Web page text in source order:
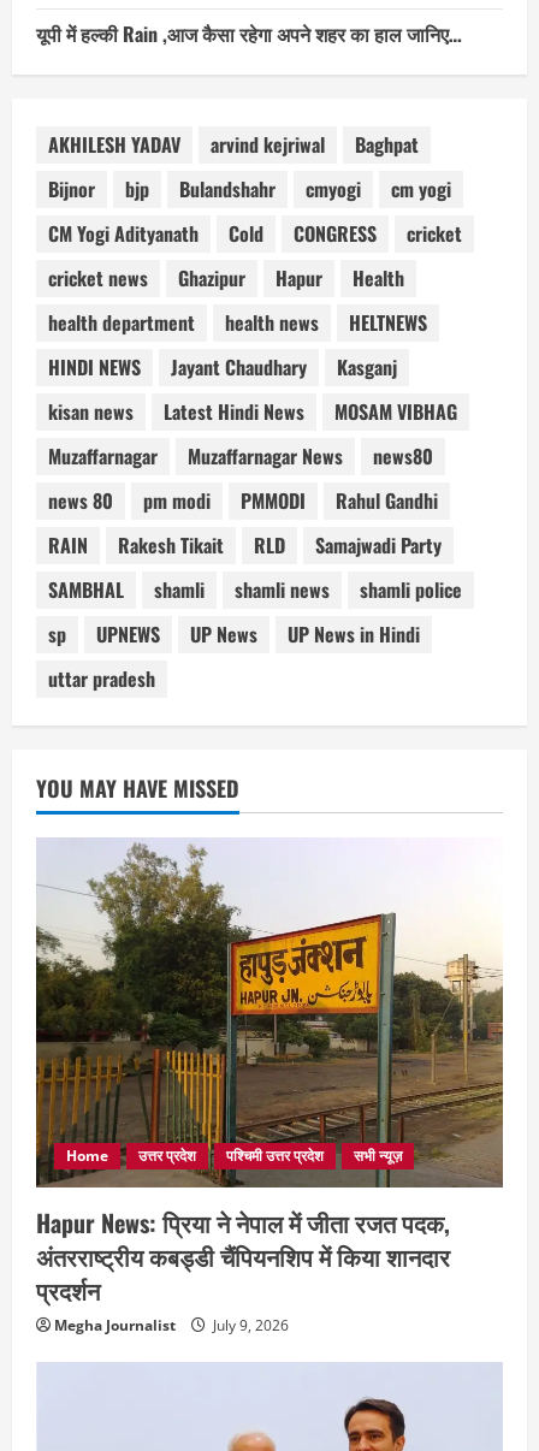
यूपी में हल्की Rain ,आज कैसा रहेगा अपने शहर का हाल जानिए…
AKHILESH YADAV arvind kejriwal
Baghpat
Bijnor
bjp Bulandshahr cmyogi
cm yogi
CM Yogi Adityanath
Cold CONGRESS
cricket
cricket news
Ghazipur Hapur
Health
health department
health news
HELTNEWS
HINDI NEWS
Jayant Chaudhary
Kasganj
kisan news
Latest Hindi News
MOSAM VIBHAG
Muzaffarnagar
Muzaffarnagar News
news80
news 80
pm modi PMMODI
Rahul Gandhi
RAIN
Rakesh Tikait RLD
Samajwadi Party
SAMBHAL
shamli shamli news
shamli police
sp
UPNEWS UP News
UP News in Hindi
uttar pradesh
YOU MAY HAVE MISSED
Home उत्तर प्रदेश पश्चिमी उत्तर प्रदेश सभी न्यूज़
Hapur News: प्रिया ने नेपाल में जीता रजत पदक,
अंतरराष्ट्रीय कबड्डी चैंपियनशिप में किया शानदार
प्रदर्शन
Megha Journalist July 9, 2026